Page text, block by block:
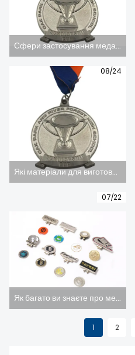
Сфери застосування медалей (малюнок)
08/24
Які матеріали для виготовлення медалей?
07/22
Як багато ви знаєте про металеві значки?
1 2